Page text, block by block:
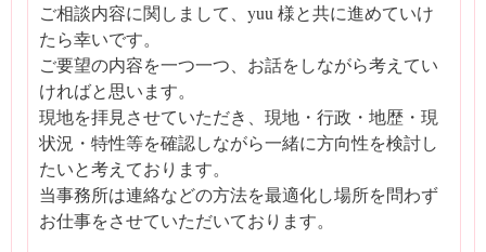
ご相談内容に関しまして、yuu 様と共に進めていけ
たら幸いです。
ご要望の内容を一つ一つ、お話をしながら考えてい
ければと思います。
現地を拝見させていただき、現地・行政・地歴・現
状況・特性等を確認しながら一緒に方向性を検討し
たいと考えております。
当事務所は連絡などの方法を最適化し場所を問わず
お仕事をさせていただいております。